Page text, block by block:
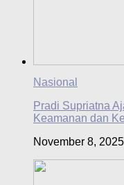
Nasional
Pradi Supriatna
Keamanan dan
November 8, 2025